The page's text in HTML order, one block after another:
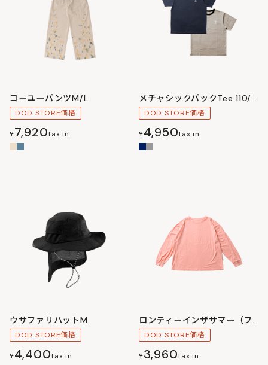
コーユーパンツM/L
DOD STORE価格
¥7,920tax in
メチャシックパックTee 110/130/150/S/M/L/XL/XXL
DOD STORE価格
¥4,950tax in
ウサファリハットM
DOD STORE価格
¥4,400tax in
ロンティーインザサマー（フリーサイズ）
DOD STORE価格
¥3,960tax in